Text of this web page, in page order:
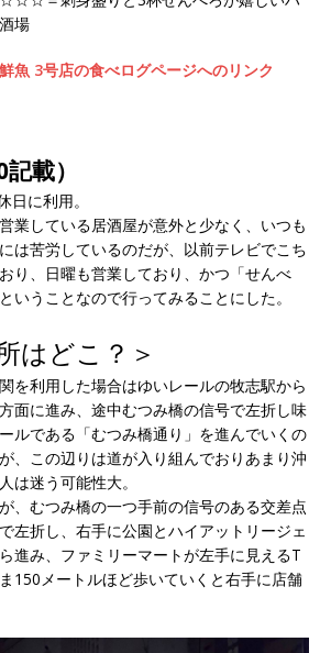
場
魚 3号店の食べログページへのリンク
載）
日に利用。
業している居酒屋が意外と少なく、いつも
は苦労しているのだが、以前テレビでこち
り、日曜も営業しており、かつ「せんべ
いうことなので行ってみることにした。
はどこ？＞
を利用した場合はゆいレールの牧志駅から
面に進み、途中むつみ橋の信号で左折し味
ルである「むつみ橋通り」を進んでいくの
、この辺りは道が入り組んでおりあまり沖
は迷う可能性大。
、むつみ橋の一つ手前の信号のある交差点
左折し、右手に公園とハイアットリージェ
進み、ファミリーマートが左手に見えるT
150メートルほど歩いていくと右手に店舗